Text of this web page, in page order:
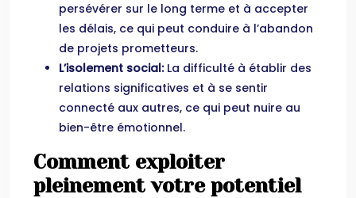
persévérer sur le long terme et à accepter
les délais, ce qui peut conduire à l’abandon
de projets prometteurs.
L’isolement social: La difficulté à établir des
relations significatives et à se sentir
connecté aux autres, ce qui peut nuire au
bien-être émotionnel.
Comment exploiter
pleinement votre potentiel